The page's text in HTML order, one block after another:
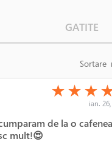
GATITE
Sortare
(*)
★ (*)
★ (*)
★ (*)
ian.
de la o
mult!😍